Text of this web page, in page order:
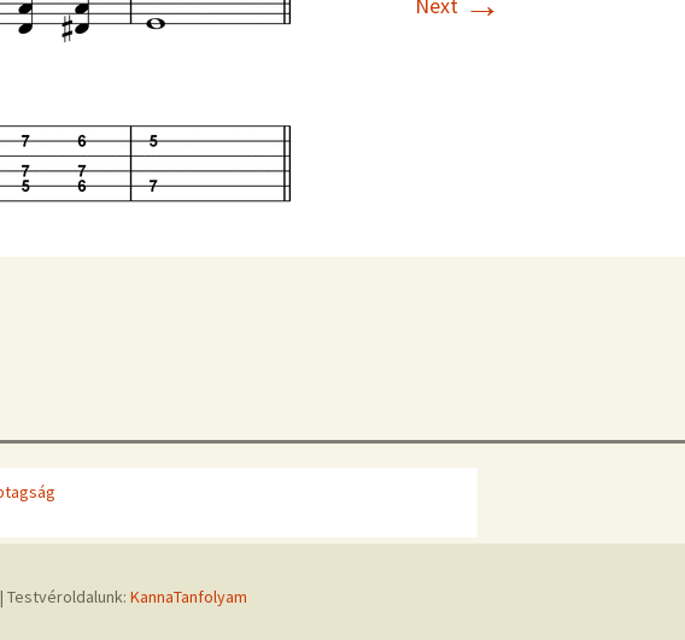
Testvéroldalunk: KannaTanfolyam